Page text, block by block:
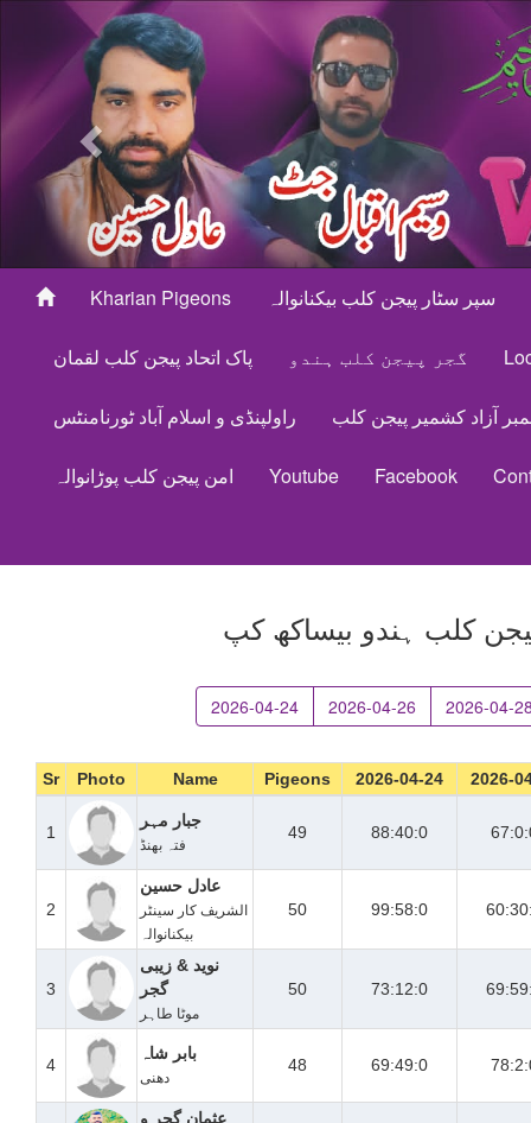
Previous
Kharian Pigeons سپر سٹار پیجن کلب بیکنانوالہ
پاک اتحاد پیجن کلب لقمان گجر پیجن کلب ہندو
راولپنڈی و اسلام آباد ٹورنامنٹس آزاد کشمیر پیجن کلب
امن پیجن کلب پوڑانوالہ Youtube Facebook
کلب ہندو بیساکھ کپ
2026-04-24 2026-04-26 2026-04-
Sr Photo Name Pigeons 2026-04-24 2026-
1
جبار مہر
فتہ بھنڈ
49 88:40:0
2
عادل حسین
الشریف کار سینٹر
بیکنانوالہ
50 99:58:0
3
نوید & زیبی
گجر
موٹا طاہر
50 73:12:0
4
بابر شاہ
دھنی
48 69:49:0
عثمان گجر و